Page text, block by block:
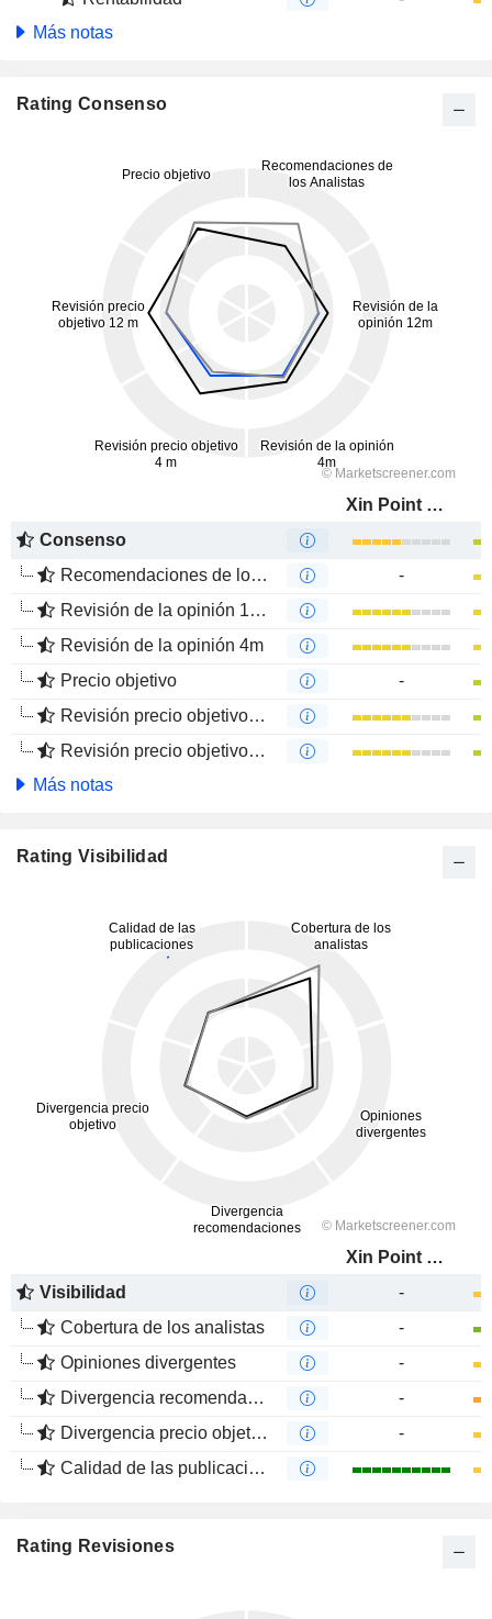
Más notas
Rating Consenso
Xin Point Holdings Limited
Consenso
Recomendaciones de los Analistas
-
Revisión de la opinión 12m
Revisión de la opinión 4m
Precio objetivo
-
Revisión precio objetivo 12 m
Revisión precio objetivo 4 m
Más notas
Rating Visibilidad
Xin Point Holdings Limited
Visibilidad
-
Cobertura de los analistas
-
Opiniones divergentes
-
Divergencia recomendaciones analistas
-
Divergencia precio objetivo
-
Calidad de las publicaciones
Rating Revisiones